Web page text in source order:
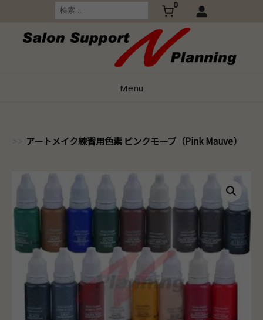
content
検
索:
0
Menu
アートメイク練習用色素 ピンクモーブ（Pink Mauve）